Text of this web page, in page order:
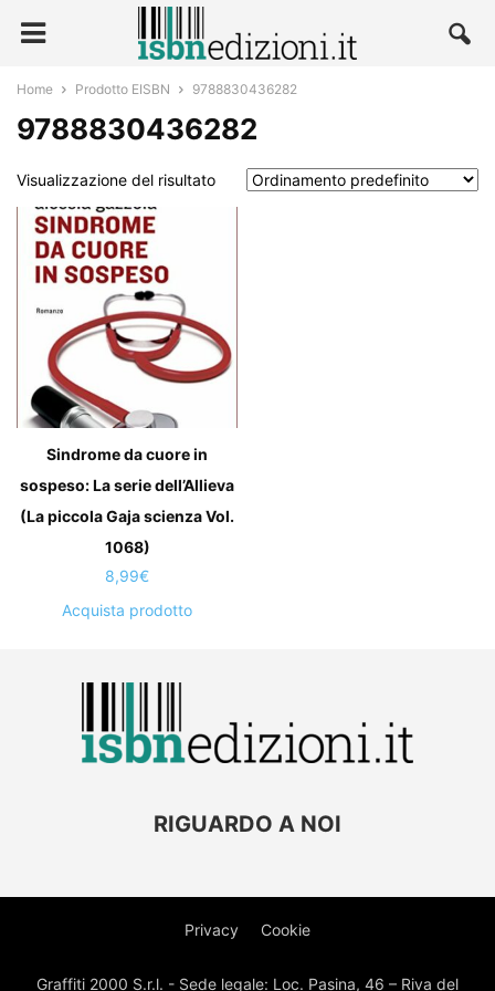
Home Prodotto EISBN 9788830436282
9788830436282
Visualizzazione del risultato
Sindrome da cuore in
sospeso: La serie dell’Allieva
(La piccola Gaja scienza Vol.
1068)
8,99€
Acquista prodotto
RIGUARDO A NOI
Privacy Cookie
Graffiti 2000 S.r.l. - Sede legale: Loc. Pasina, 46 – Riva del